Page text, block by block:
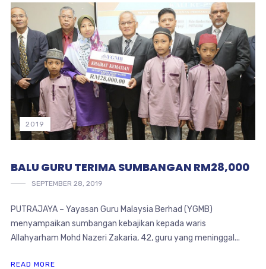
2019
BALU GURU TERIMA SUMBANGAN RM28,000
SEPTEMBER 28, 2019
PUTRAJAYA – Yayasan Guru Malaysia Berhad (YGMB)
menyampaikan sumbangan kebajikan kepada waris
Allahyarham Mohd Nazeri Zakaria, 42, guru yang meninggal...
READ MORE